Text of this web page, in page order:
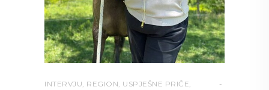
INTERVJU REGION USPJEŠNE PRIČE